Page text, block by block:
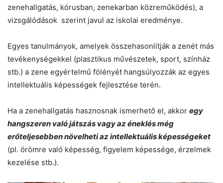
zenehallgatás, kórusban, zenekarban közreműködés), a
vizsgálódások szerint javul az iskolai eredménye.
Egyes tanulmányok, amelyek összehasonlítják a zenét más
tevékenységekkel (plasztikus művészetek, sport, színház
stb.) a zene egyértelmű fölényét hangsúlyozzák az egyes
intellektuális képességek fejlesztése terén.
Ha a zenehallgatás hasznosnak ismerhető el, akkor egy
hangszeren való játszás vagy az éneklés még
erőteljesebben növelheti az intellektuális képességeket
(pl. örömre való képesség, figyelem képessége, érzelmek
kezelése stb.).